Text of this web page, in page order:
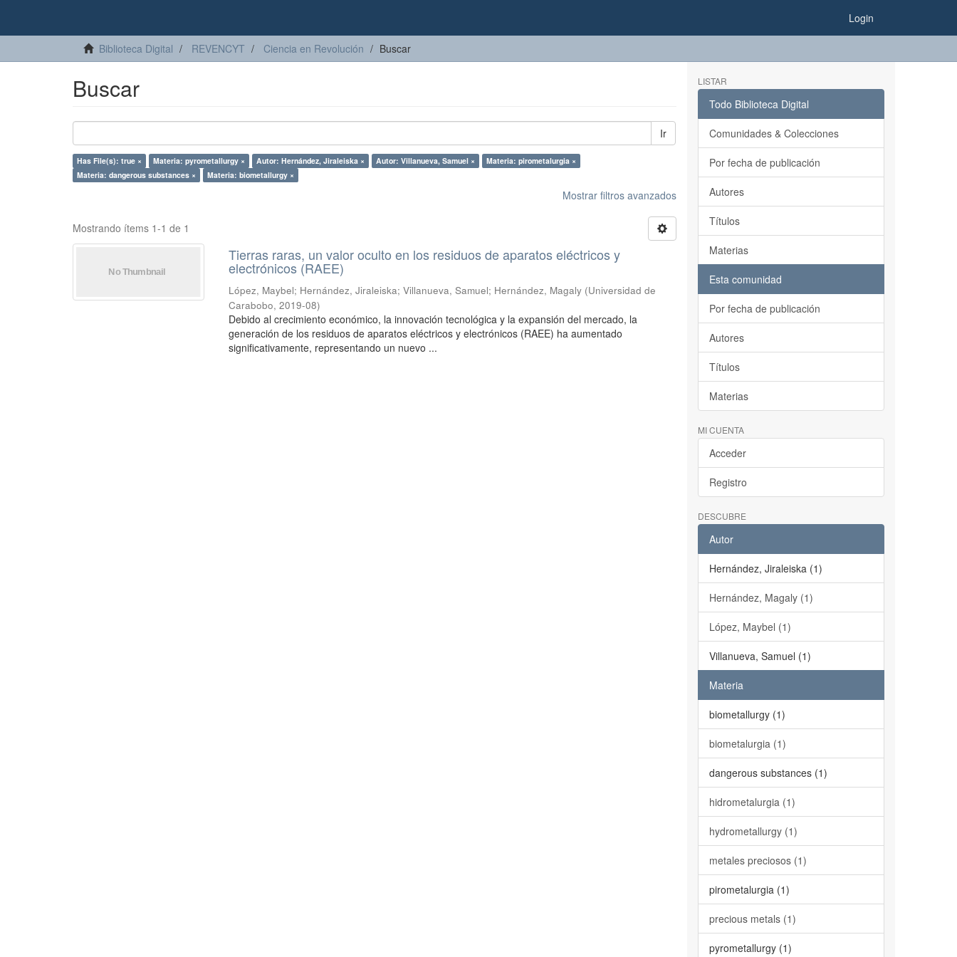
Login
Biblioteca Digital REVENCYT Ciencia en Revolución Buscar
Buscar
Ir
Has File(s): true × Materia: pyrometallurgy × Autor: Hernández, Jiraleiska × Autor: Villanueva, Samuel ×
Materia: pirometalurgia ×
Materia: dangerous substances ×
Materia: biometallurgy ×
Mostrar filtros avanzados
Mostrando ítems 1-1 de 1
Tierras raras, un valor oculto en los residuos de aparatos eléctricos y
electrónicos (RAEE)
López, Maybel; Hernández, Jiraleiska;Villanueva, Samuel; Hernández, Magaly (Universidad de
Carabobo,2019-08)
Debido al crecimiento económico, la innovación tecnológica y la expansión del mercado, la
generación de los residuos de aparatos eléctricos y electrónicos (RAEE) ha aumentado
significativamente, representando un nuevo ...
LISTAR
Todo Biblioteca Digital
Comunidades & Colecciones
Por fecha de publicación
Autores
Títulos
Materias
Esta comunidad
Por fecha de publicación
Autores
Títulos
Materias
MI CUENTA
Acceder
Registro
DESCUBRE
Autor
Hernández, Jiraleiska (1)
Hernández, Magaly (1)
López, Maybel (1)
Villanueva, Samuel (1)
Materia
biometallurgy (1)
biometalurgia (1)
dangerous substances (1)
hidrometalurgia (1)
hydrometallurgy (1)
metales preciosos (1)
pirometalurgia (1)
precious metals (1)
pyrometallurgy (1)